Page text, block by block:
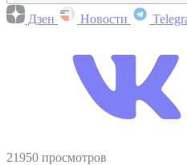
Дзен Новости
21950 просмотров